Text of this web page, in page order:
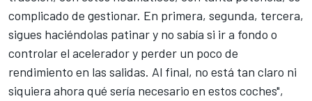
complicado de gestionar. En primera, segunda, tercera,
sigues haciéndolas patinar y no sabía si ir a fondo o
controlar el acelerador y perder un poco de
rendimiento en las salidas. Al final, no está tan claro ni
siquiera ahora qué sería necesario en estos coches",